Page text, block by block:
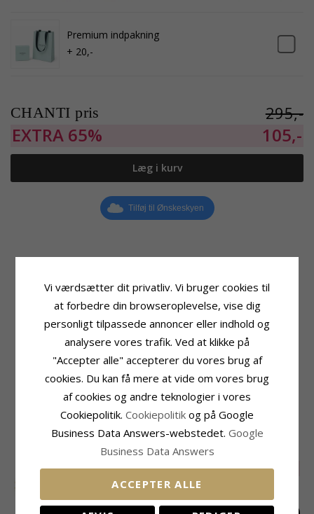
Premium indpakning
+ 20,-
CHANTI pris 295,-
EXTRA 65% 105,-
Læg i kurv
Tilføj til Ønskeskyen
Tillægsord: Vandfaste
Zirkon
Creoler
Ædelmetal:
Forgyldt Stål
OCEANA
Overflade:Blank
Slibning: Facetsleben
Farve: Hvid
Zirkon
Størrelse
Diameter:
15,9 mm
Bredde: 7,5 mm
Leveringstid: 2-3 Hverdage
RELATEREDE PRODUKTER
SALE 35% SALE
Vi værdsætter dit privatliv. Vi bruger cookies til
at forbedre din browseroplevelse, vise dig
personligt tilpassede annoncer eller indhold og
analysere vores trafik. Ved at klikke på
"Accepter alle" accepterer du vores brug af
cookies. Du kan få mere at vide om vores brug
af cookies og andre teknologier i vores
Cookiepolitik. Cookiepolitik og på Google
Business Data Answers-webstedet. Google
Business Data Answers
ACCEPTER ALLE